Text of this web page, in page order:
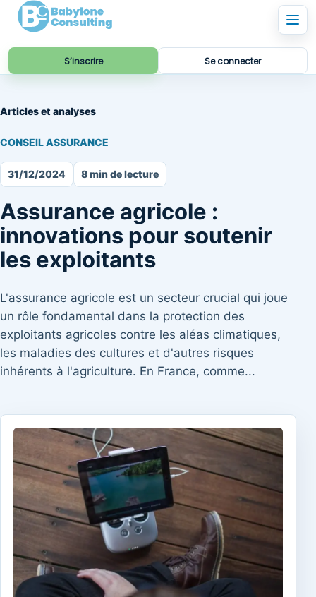
S’inscrire Se connecter
Articles et analyses
CONSEIL ASSURANCE
31/12/2024 8 min de lecture
Assurance agricole :
innovations pour soutenir
les exploitants
L'assurance agricole est un secteur crucial qui joue
un rôle fondamental dans la protection des
exploitants agricoles contre les aléas climatiques,
les maladies des cultures et d'autres risques
inhérents à l'agriculture. En France, comme...